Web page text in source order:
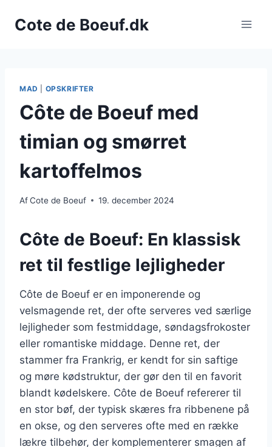
Cote de Boeuf.dk
MAD OPSKRIFTER
Côte de Boeuf med
timian og smørret
kartoffelmos
AfCote de Boeuf 19. december 2024
Côte de Boeuf: En klassisk
ret til festlige lejligheder
Côte de Boeuf er en imponerende og
velsmagende ret, der ofte serveres ved særlige
lejligheder som festmiddage, søndagsfrokoster
eller romantiske middage. Denne ret, der
stammer fra Frankrig, er kendt for sin saftige
og møre kødstruktur, der gør den til en favorit
blandt kødelskere. Côte de Boeuf refererer til
en stor bøf, der typisk skæres fra ribbenene på
en okse, og den serveres ofte med en række
lækre tilbehør, der komplementerer smagen af